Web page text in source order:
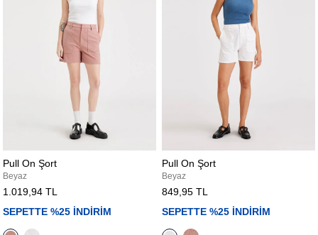
Pull On Şort
Beyaz
1.019,94 TL
SEPETTE %25 İNDİRİM
Pull On Şort
Beyaz
849,95 TL
SEPETTE %25 İNDİRİM